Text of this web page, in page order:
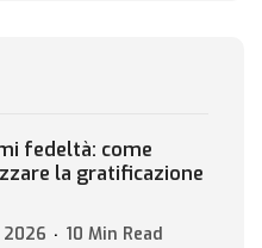
fedeltà: come
la gratificazione
2026 10 Min Read